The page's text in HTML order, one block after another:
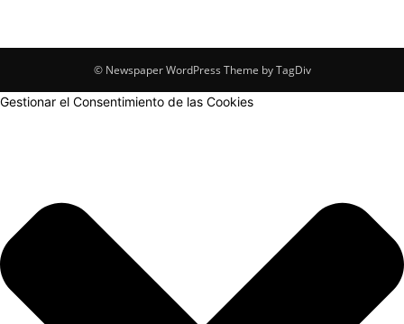
© Newspaper WordPress Theme by TagDiv
Gestionar el Consentimiento de las Cookies